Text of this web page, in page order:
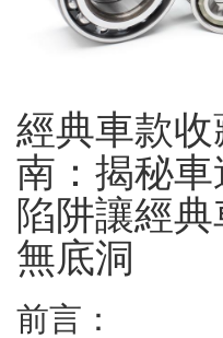
經典車款
南：揭秘
陷阱讓經
無底洞
前言：